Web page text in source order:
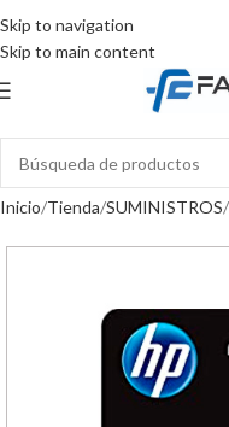
Skip to navigation
Skip to main content
Inicio Tienda SUMINISTROS